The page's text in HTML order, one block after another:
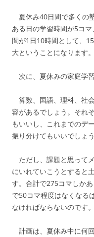
夏休み40日間で多くの
ある日の学習時間が5コ
間が1日10時間として、
大ということになります。
次に、夏休みの家庭学
算数、国語、理科、社
容があるでしょう。それ
もいいし、これまでのデ
振り分けてもいいでしょう
ただし、課題と思って
にいれていこうとすると
す。合計で275コマしか
で50コマ程度はなくなる
なければならないのです。
計画は、夏休み中に何